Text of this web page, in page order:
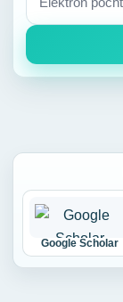
Google Scholar